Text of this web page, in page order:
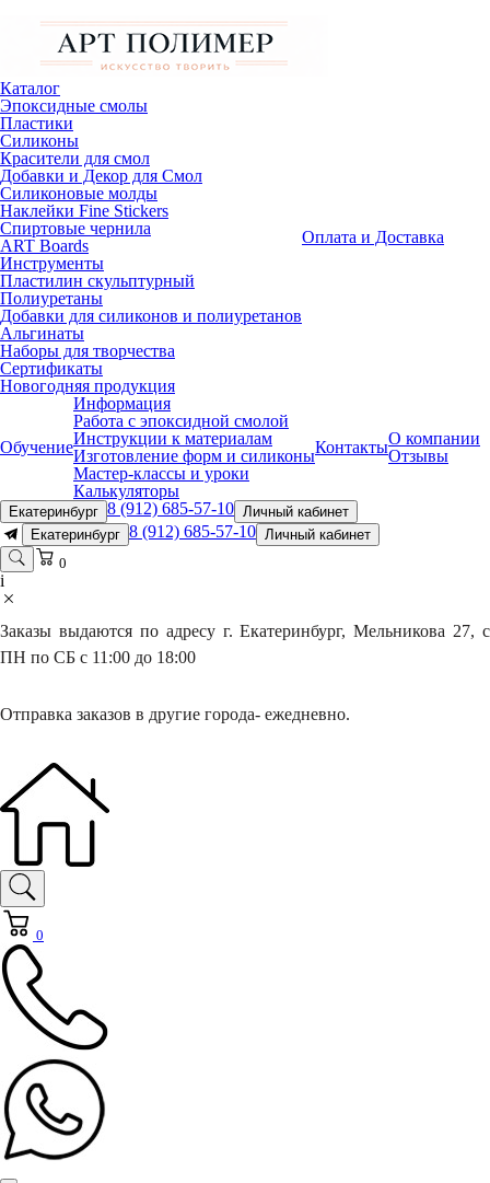
Каталог
Эпоксидные смолы
Пластики
Силиконы
Красители для смол
Добавки и Декор для Смол
Силиконовые молды
Наклейки Fine Stickers
Спиртовые чернила
ART Boards
Инструменты
Пластилин скульптурный
Полиуретаны
Добавки для силиконов и полиуретанов
Альгинаты
Наборы для творчества
Сертификаты
Новогодняя продукция
Оплата и Доставка
Обучение
Информация
Работа с эпоксидной смолой
Инструкции к материалам
Изготовление форм и силиконы
Мастер-классы и уроки
Калькуляторы
КонтактыО компании
Отзывы
Екатеринбург 8 (912) 685-57-10 Личный кабинет
Екатеринбург 8 (912) 685-57-10 Личный кабинет
0
i
Заказы выдаются по адресу г. Екатеринбург, Мельникова 27, с
ПН по СБ с 11:00 до 18:00
Отправка заказов в другие города- ежедневно.
0